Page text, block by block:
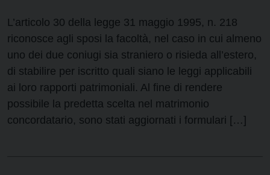
L’articolo 30 della legge 31 maggio 1995, n. 218
riconosce agli sposi la facoltà, nel caso in cui almeno
uno dei due coniugi sia straniero o risieda all’estero,
di stabilire per iscritto quali siano le leggi applicabili
ai loro rapporti patrimoniali. Al fine di rendere
possibile la predetta scelta nel matrimonio
concordatario, sono stati aggiornati i formulari […]